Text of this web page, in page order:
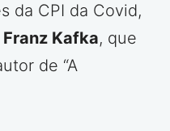
da CPI da Covid,
Franz Kafka, que
de “A